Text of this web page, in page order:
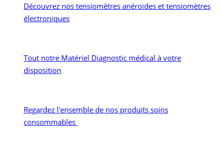
Découvrez nos tensiomètres anéroïdes et tensiomètres
électroniques
Tout notre Matériel Diagnostic médical à votre
disposition
Regardez l'ensemble de nos produits soins
consommables